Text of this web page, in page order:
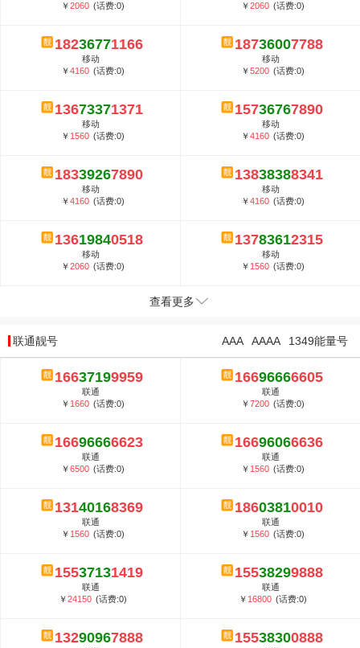
￥2060 (话费:0)
￥2060 (话费:0)
18236771166
移动
￥4160 (话费:0)
18736007788
移动
￥5200 (话费:0)
13673371371
移动
￥ 1560 (话费:0)
15736767890
移动
￥4160 (话费:0)
18339267890
移动
￥4160 (话费:0)
13838388341
移动
￥4160 (话费:0)
13619840518
移动
￥2060 (话费:0)
13783612315
移动
￥ 1560 (话费:0)
查看更多
联通靓号 1349能量号
AAAA
AAA
16637199959
联通
￥ 1660 (话费:0)
16696666605
联通
￥7200 (话费:0)
16696666623
联通
￥6500 (话费:0)
16696066636
联通
￥ 1560 (话费:0)
13140168369
联通
￥ 1560 (话费:0)
18603810010
联通
￥ 1560 (话费:0)
15537131419
联通
￥24150 (话费:0)
15538299888
联通
￥ 16800 (话费:0)
13290967888 15538300888